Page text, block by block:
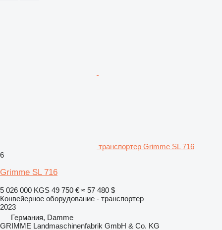
транспортер Grimme SL 716
6
Grimme SL 716
5 026 000 KGS 49 750 € ≈ 57 480 $
Конвейерное оборудование - транспортер
2023
Германия, Damme
GRIMME Landmaschinenfabrik GmbH & Co. KG